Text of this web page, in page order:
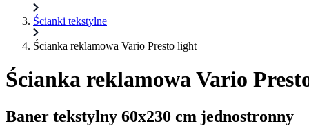
Ścianki tekstylne
Ścianka reklamowa Vario Presto light
Ścianka reklamowa Vario
Baner tekstylny 60x230 cm jednostronny